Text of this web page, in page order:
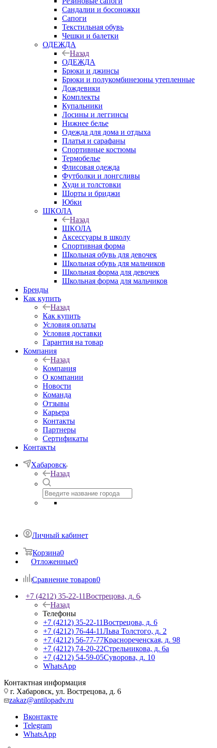
Сандалии и босоножки
Сапоги
Текстильная обувь
Чешки и балетки
ОДЕЖДА
Назад
ОДЕЖДА
Брюки и джинсы
Брюки и полукомбинезоны утепленные
Дождевики
Комплекты
Купальники
Лосины и леггинсы
Нижнее белье
Одежда для дома и отдыха
Платья и сарафаны
Спортивные костюмы
Термобелье
Флисовая одежда
Футболки и лонгсливы
Худи и толстовки
Шорты и бриджи
Юбки
ШКОЛА
Назад
ШКОЛА
Аксессуары в школу
Спортивная форма
Школьная обувь для девочек
Школьная обувь для мальчиков
Школьная форма для девочек
Школьная форма для мальчиков
Бренды
Как купить
Назад
Как купить
Условия оплаты
Условия доставки
Гарантия на товар
Компания
Назад
Компания
О компании
Новости
Команда
Отзывы
Карьера
Контакты
Партнеры
Сертификаты
Контакты
Хабаровск
Назад
Личный кабинет
Корзина0
Отложенные0
Сравнение товаров0
+7 (4212) 35-22-11Вострецова, д. 6
Назад
Телефоны
+7 (4212) 35-22-11Вострецова, д. 6
+7 (4212) 76-44-11Льва Толстого, д. 2
+7 (4212) 56-77-77Краснореченская, д. 98
+7 (4212) 74-20-22Стрельникова, д. 6а
+7 (4212) 54-59-05Суворова, д. 10
WhatsApp
Контактная информация
г. Хабаровск, ул. Вострецова, д. 6
zakaz@antilopadv.ru
Вконтакте
Telegram
WhatsApp